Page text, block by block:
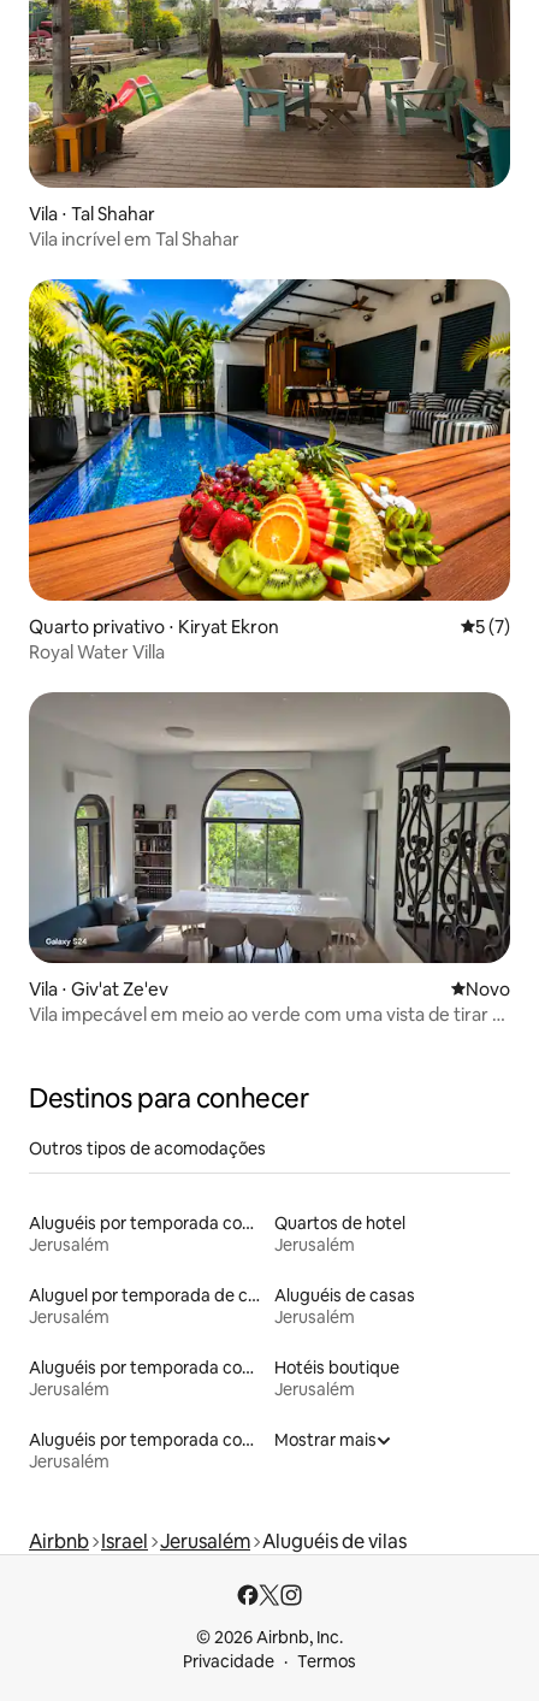
Vila ⋅ Tal Shahar
Vila incrível em Tal Shahar
Quarto privativo ⋅ Kiryat Ekron 5 de
5 (7)
Royal Water Villa
Vila ⋅ Giv'at Ze'ev Novo
Novo
Vila impecável em meio ao verde com uma vista de tirar o
Destinos para conhecer
Outros tipos de acomodações
Aluguéis por temporada com cama de altura acessível
Jerusalém
Quartos de hotel
Jerusalém
Aluguel por temporada de casas de veraneio
Jerusalém
Aluguéis de casas
Jerusalém
Aluguéis por temporada com banheira de hidromassagem
Jerusalém
Hotéis boutique
Jerusalém
Aluguéis por temporada com café da manhã
Jerusalém
Mostrar mais
Airbnb Israel Jerusalém Aluguéis de vilas
© 2026 Airbnb, Inc.
Privacidade
Termos